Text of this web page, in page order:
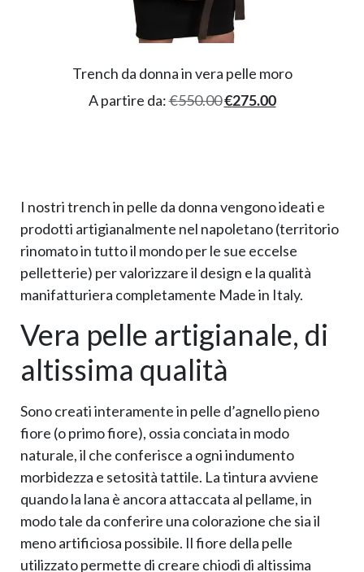
Trench da donna in vera pelle moro
A partire da:€550.00€275.00
I nostri trench in pelle da donna vengono ideati e
prodotti artigianalmente nel napoletano (territorio
rinomato in tutto il mondo per le sue eccelse
pelletterie) per valorizzare il design e la qualità
manifatturiera completamente Made in Italy.
Vera pelle artigianale, di
altissima qualità
Sono creati interamente in pelle d’agnello pieno
fiore (o primo fiore), ossia conciata in modo
naturale, il che conferisce a ogni indumento
morbidezza e setosità tattile. La tintura avviene
quando la lana è ancora attaccata al pellame, in
modo tale da conferire una colorazione che sia il
meno artificiosa possibile. Il fiore della pelle
utilizzato permette di creare chiodi di altissima